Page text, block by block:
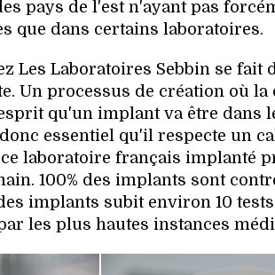
pays de l'est n'ayant pas
que dans certains laboratoires.
Les Laboratoires Sebbin se fait
Un processus de création où
qu'un implant va être dans
essentiel qu'il respecte un
laboratoire français implanté
100% des implants sont
implants subit environ 10
les plus hautes instances